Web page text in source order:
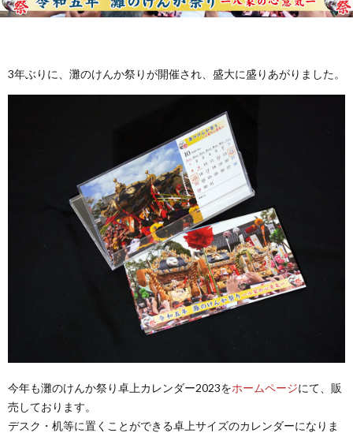
3年ぶりに、灘のけんか祭りが開催され、盛大に盛りあがりました。
今年も灘のけんか祭り卓上カレンダー2023をホームページにて、販
売しております。
デスク・机等に置くことができる卓上サイズのカレンダーになりま